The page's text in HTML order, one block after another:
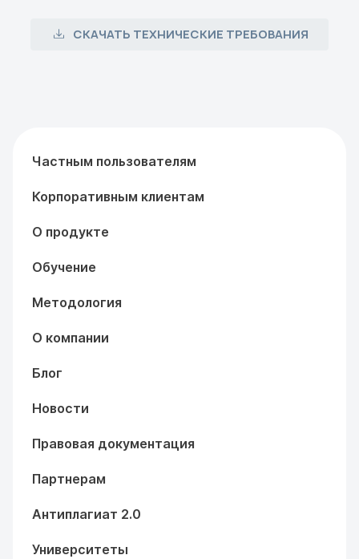
СКАЧАТЬ ТЕХНИЧЕСКИЕ ТРЕБОВАНИЯ
Частным пользователям
Корпоративным клиентам
О продукте
Обучение
Методология
О компании
Блог
Новости
Правовая документация
Партнерам
Антиплагиат 2.0
Университеты